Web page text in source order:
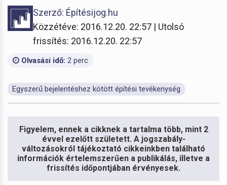
Szerző: Építésijog.hu
Közzétéve: 2016.12.20. 22:57 | Utolsó
frissítés: 2016.12.20. 22:57
Olvasási idő: 2 perc
Egyszerű bejelentéshez kötött építési tevékenység
Figyelem, ennek a cikknek a tartalma több, mint 2
évvel ezelőtt született. A jogszabály-
változásokról tájékoztató cikkeinkben található
információk értelemszerűen a publikálás, illetve a
frissítés időpontjában érvényesek.